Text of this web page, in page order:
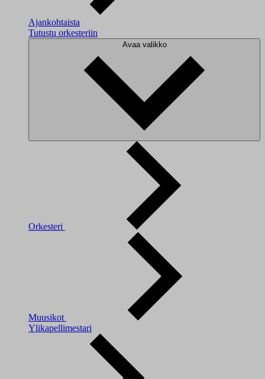
Ajankohtaista
Tutustu orkesteriin
Avaa valikko
Orkesteri
Muusikot
Ylikapellimestari